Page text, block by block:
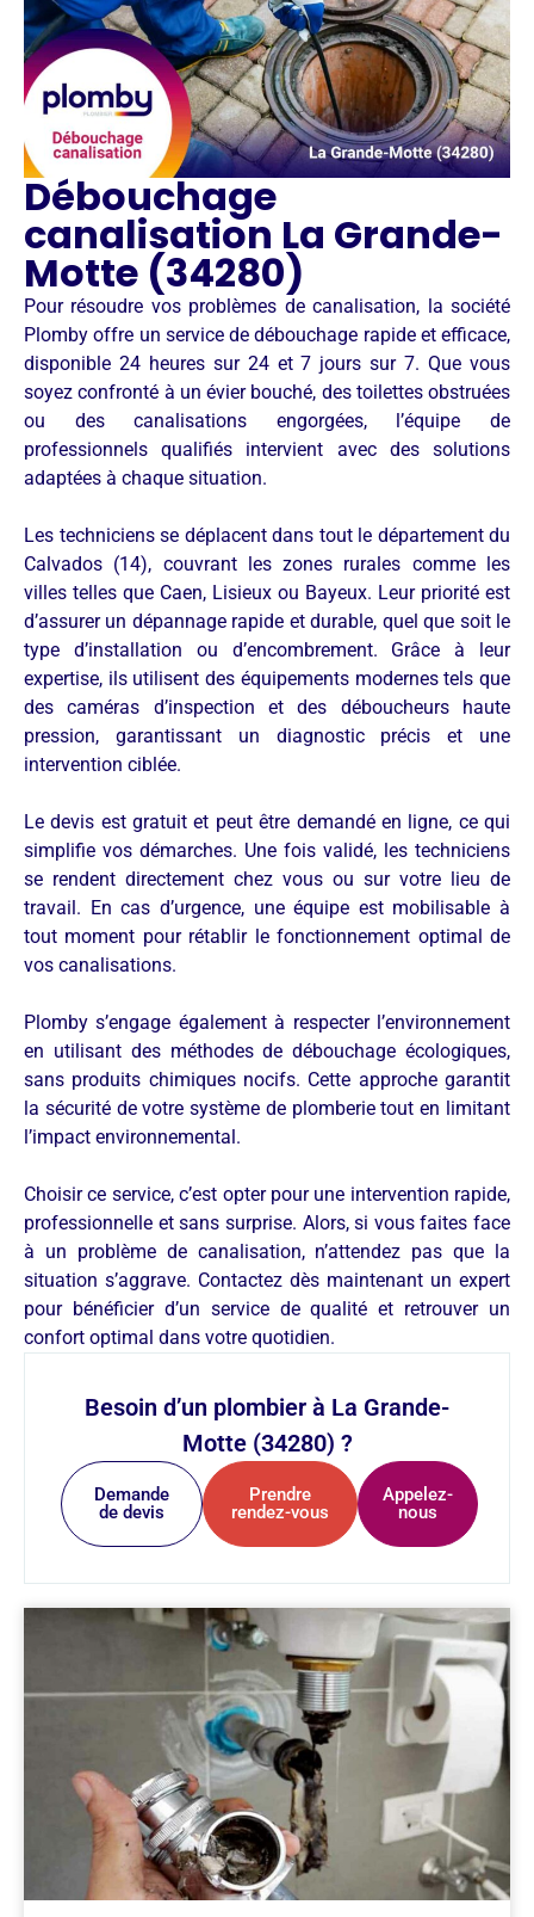
Débouchage
canalisation La Grande-
Motte (34280)
Pour résoudre vos problèmes de canalisation, la société
Plomby offre un service de débouchage rapide et efficace,
disponible 24 heures sur 24 et 7 jours sur 7. Que vous
soyez confronté à un évier bouché, des toilettes obstruées
ou des canalisations engorgées, l’équipe de
professionnels qualifiés intervient avec des solutions
adaptées à chaque situation.
Les techniciens se déplacent dans tout le département du
Calvados (14), couvrant les zones rurales comme les
villes telles que Caen, Lisieux ou Bayeux. Leur priorité est
d’assurer un dépannage rapide et durable, quel que soit le
type d’installation ou d’encombrement. Grâce à leur
expertise, ils utilisent des équipements modernes tels que
des caméras d’inspection et des déboucheurs haute
pression, garantissant un diagnostic précis et une
intervention ciblée.
Le devis est gratuit et peut être demandé en ligne, ce qui
simplifie vos démarches. Une fois validé, les techniciens
se rendent directement chez vous ou sur votre lieu de
travail. En cas d’urgence, une équipe est mobilisable à
tout moment pour rétablir le fonctionnement optimal de
vos canalisations.
Plomby s’engage également à respecter l’environnement
en utilisant des méthodes de débouchage écologiques,
sans produits chimiques nocifs. Cette approche garantit
la sécurité de votre système de plomberie tout en limitant
l’impact environnemental.
Choisir ce service, c’est opter pour une intervention rapide,
professionnelle et sans surprise. Alors, si vous faites face
à un problème de canalisation, n’attendez pas que la
situation s’aggrave. Contactez dès maintenant un expert
pour bénéficier d’un service de qualité et retrouver un
confort optimal dans votre quotidien.
Besoin d’un plombier à La Grande-
Motte (34280) ?
Demande
de devis
Prendre
rendez-vous
Appelez-
nous